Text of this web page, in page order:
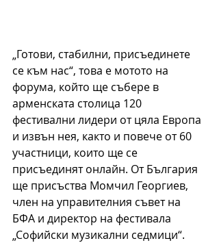
„Готови, стабилни, присъединете
се към нас“, това е мотото на
форума, който ще събере в
арменската столица 120
фестивални лидери от цяла Европа
и извън нея, както и повече от 60
участници, които ще се
присъединят онлайн. От България
ще присъства Момчил Георгиев,
член на управителния съвет на
БФА и директор на фестивала
„Софийски музикални седмици“.